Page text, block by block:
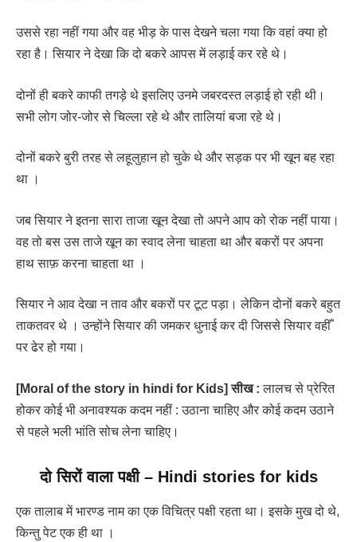
उससे रहा नहीं गया और वह भीड़ के पास देखने चला गया कि वहां क्या हो
रहा है। सियार ने देखा कि दो बकरे आपस में लड़ाई कर रहे थे।
दोनों ही बकरे काफी तगड़े थे इसलिए उनमे जबरदस्त लड़ाई हो रही थी।
सभी लोग जोर-जोर से चिल्ला रहे थे और तालियां बजा रहे थे।
दोनों बकरे बुरी तरह से लहूलुहान हो चुके थे और सड़क पर भी खून बह रहा
था ।
जब सियार ने इतना सारा ताजा खून देखा तो अपने आप को रोक नहीं पाया।
वह तो बस उस ताजे खून का स्वाद लेना चाहता था और बकरों पर अपना
हाथ साफ़ करना चाहता था ।
सियार ने आव देखा न ताव और बकरों पर टूट पड़ा। लेकिन दोनों बकरे बहुत
ताकतवर थे । उन्होंने सियार की जमकर धुनाई कर दी जिससे सियार वहीँ
पर ढेर हो गया।
[Moral of the story in hindi for Kids] सीख :लालच से प्रेरित
होकर कोई भी अनावश्यक कदम नहीं : उठाना चाहिए और कोई कदम उठाने
से पहले भली भांति सोच लेना चाहिए।
दो सिरों वाला पक्षी– Hindi stories for kids
एक तालाब में भारण्ड नाम का एक विचित्र पक्षी रहता था। इसके मुख दो थे,
किन्तु पेट एक ही था ।